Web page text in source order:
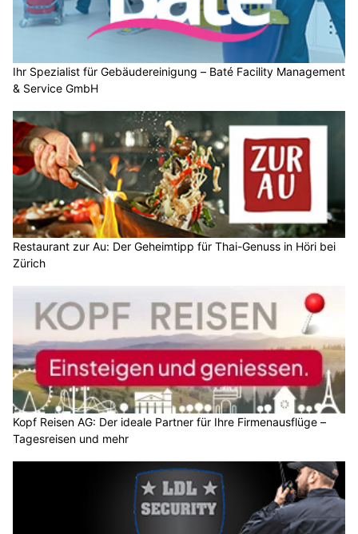
Ihr Spezialist für Gebäudereinigung – Baté Facility Management
& Service GmbH
Restaurant zur Au: Der Geheimtipp für Thai-Genuss in Höri bei
Zürich
Kopf Reisen AG: Der ideale Partner für Ihre Firmenausflüge –
Tagesreisen und mehr